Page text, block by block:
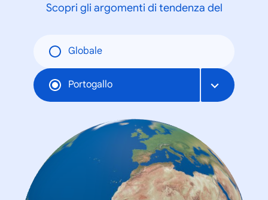
Scopri gli argomenti di tendenza del
Globale
Portogallo